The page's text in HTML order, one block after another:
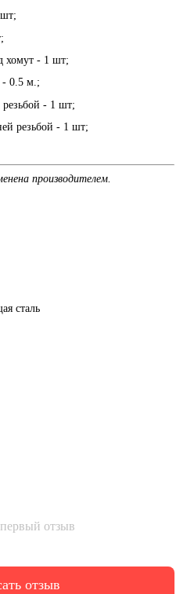
хомут - 1 шт;
0.5 м.;
- 1 шт;
резьбой - 1 шт;
производителем.
сталь
отзыв
отзыв